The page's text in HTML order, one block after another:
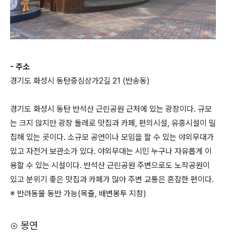
- 주소
경기도 화성시 동탄중심상가2길 21 (반송동)
경기도 화성시 동탄 반석산 근린공원 근처에 있는 광장이다. 규모
는 크지 않지만 광장 둘레로 맛집과 카페, 편의시설, 유흥시설이 밀
집해 있는 곳이다. 소규모 공연이나 모임을 할 수 있는 야외무대가
있고 자전거 보관소가 있다. 야외무대는 시민 누구나 자유롭게 이
용할 수 있는 시설이다. 반석산 근린공원 주변으로도 노작공원이
있고 분위기 좋은 맛집과 카페가 많아 주변 교통은 혼잡한 편이다.
※ 반려동물 동반 가능(목줄, 배변봉투 지참)
⊙ 몽연